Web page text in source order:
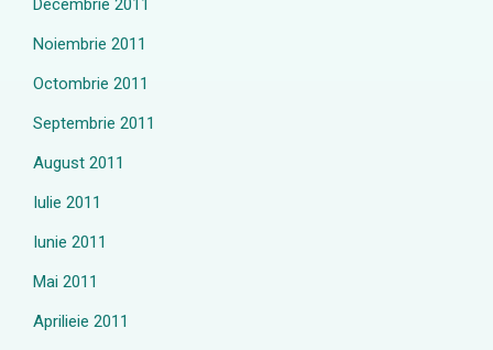
Decembrie 2011
Noiembrie 2011
Octombrie 2011
Septembrie 2011
August 2011
Iulie 2011
Iunie 2011
Mai 2011
Aprilieie 2011